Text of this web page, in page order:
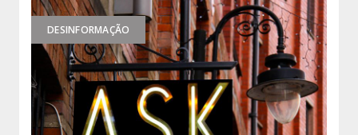
DESINFORMAÇÃO